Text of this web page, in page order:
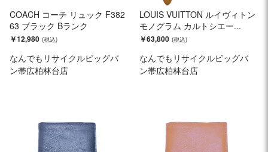
COACH コーチ リュック F382
63 ブラック Bランク
￥12,980
なんでもリサイクルビッグバ
ン帯広柏林台店
LOUIS VUITTON ルイヴィトン
モノグラム カルトシエー...
￥63,800
なんでもリサイクルビッグバ
ン帯広柏林台店